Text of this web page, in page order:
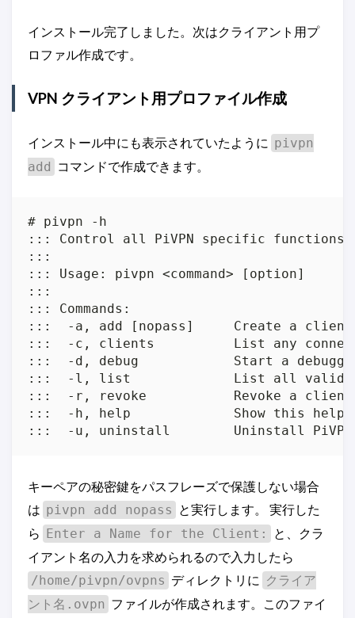
インストール完了しました。次はクライアント用プ
ロファル作成です。
VPN クライアント用プロファイル作成
インストール中にも表示されていたように pivpn
add
コマンドで作成できます。
# pivpn -h
::: Control all PiVPN specific functions!
:::
::: Usage: pivpn <command> [option]
:::
::: Commands:
:::  -a, add [nopass]     Create a client
:::  -c, clients          List any
:::  -d, debug            Start a
:::  -l, list             List all valid and
:::  -r, revoke           Revoke a client
:::  -h, help             Show this help
:::  -u, uninstall        Uninstall PiVPN
キーペアの秘密鍵をパスフレーズで保護しない場合
は pivpn add nopass と実行します。 実行した
ら
Enter a Name for the Client:
と、クラ
イアント名の入力を求められるので入力したら
/home/pivpn/ovpns ディレクトリに クライア
ント名.ovpn ファイルが作成されます。このファイ